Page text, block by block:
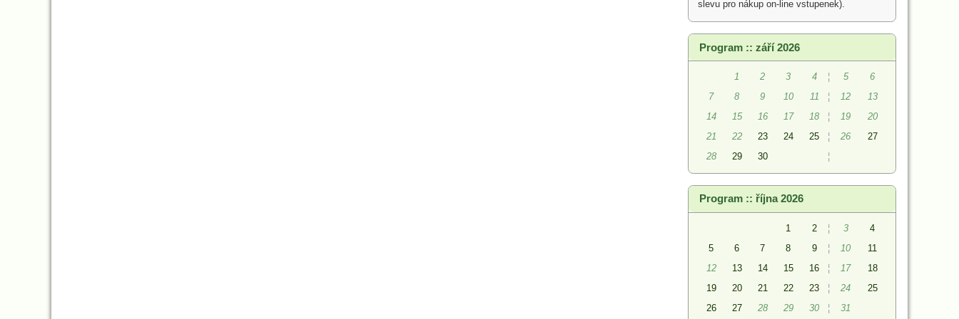
slevu pro nákup on-line vstupenek).
Program :: září 2026
1 2 3 4 ¦ 5
6
7
8 9 10 11 ¦ 12
13
14
15 16 17 18 ¦ 19
20
21
22 23 24 25 ¦ 26
27
28
29 30 ¦
Program :: října 2026
1 2 ¦ 3
4
5
6 7 8 9 ¦ 10
11
12
13 14 15 16 ¦ 17
18
19
20 21 22 23 ¦ 24
25
26
27 28 29 30 ¦ 31